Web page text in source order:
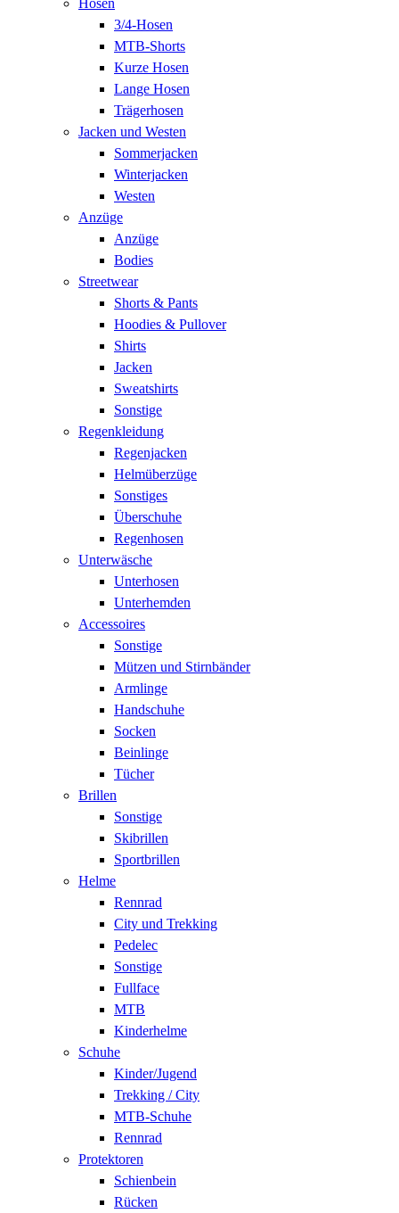
3/4-Hosen
MTB-Shorts
Kurze Hosen
Lange Hosen
Trägerhosen
Jacken und Westen
Sommerjacken
Winterjacken
Westen
Anzüge
Anzüge
Bodies
Streetwear
Shorts & Pants
Hoodies & Pullover
Shirts
Jacken
Sweatshirts
Sonstige
Regenkleidung
Regenjacken
Helmüberzüge
Sonstiges
Überschuhe
Regenhosen
Unterwäsche
Unterhosen
Unterhemden
Accessoires
Sonstige
Mützen und Stirnbänder
Armlinge
Handschuhe
Socken
Beinlinge
Tücher
Brillen
Sonstige
Skibrillen
Sportbrillen
Helme
Rennrad
City und Trekking
Pedelec
Sonstige
Fullface
MTB
Kinderhelme
Schuhe
Kinder/Jugend
Trekking / City
MTB-Schuhe
Rennrad
Protektoren
Schienbein
Rücken